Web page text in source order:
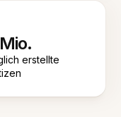
erstellte